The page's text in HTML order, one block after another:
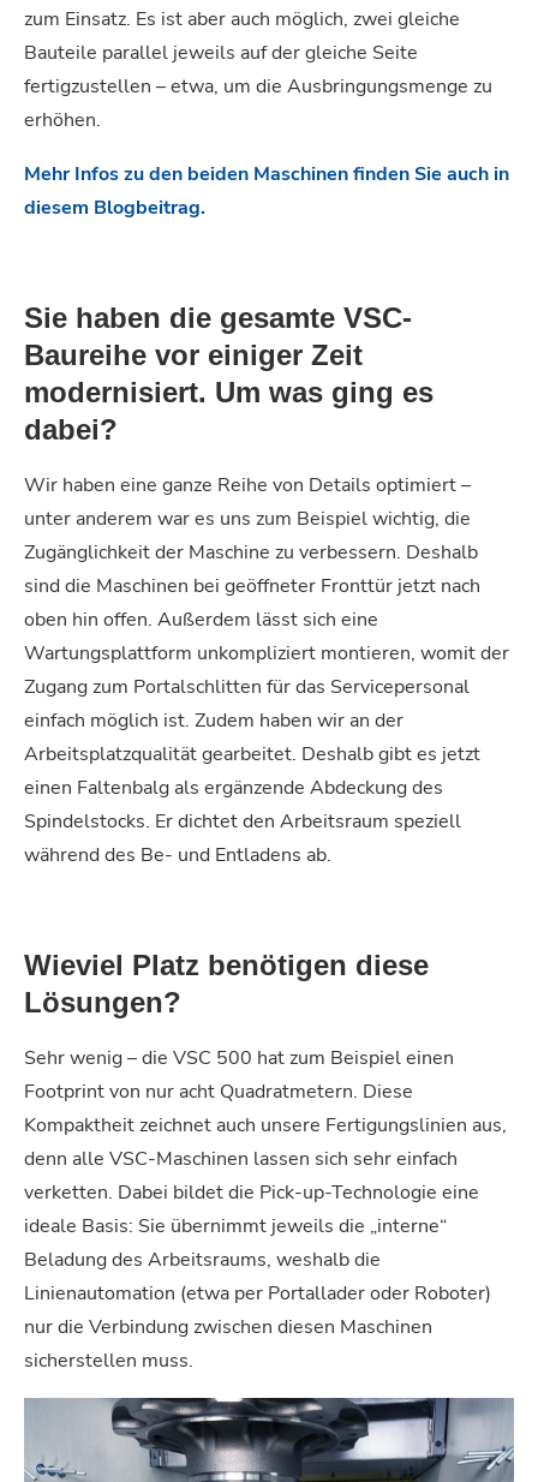
zum Einsatz. Es ist aber auch möglich, zwei gleiche
Bauteile parallel jeweils auf der gleiche Seite
fertigzustellen – etwa, um die Ausbringungsmenge zu
erhöhen.
Mehr Infos zu den beiden Maschinen finden Sie auch in
diesem Blogbeitrag.
Sie haben die gesamte VSC-
Baureihe vor einiger Zeit
modernisiert. Um was ging es
dabei?
Wir haben eine ganze Reihe von Details optimiert –
unter anderem war es uns zum Beispiel wichtig, die
Zugänglichkeit der Maschine zu verbessern. Deshalb
sind die Maschinen bei geöffneter Fronttür jetzt nach
oben hin offen. Außerdem lässt sich eine
Wartungsplattform unkompliziert montieren, womit der
Zugang zum Portalschlitten für das Servicepersonal
einfach möglich ist. Zudem haben wir an der
Arbeitsplatzqualität gearbeitet. Deshalb gibt es jetzt
einen Faltenbalg als ergänzende Abdeckung des
Spindelstocks. Er dichtet den Arbeitsraum speziell
während des Be- und Entladens ab.
Wieviel Platz benötigen diese
Lösungen?
Sehr wenig – die VSC 500 hat zum Beispiel einen
Footprint von nur acht Quadratmetern. Diese
Kompaktheit zeichnet auch unsere Fertigungslinien aus,
denn alle VSC-Maschinen lassen sich sehr einfach
verketten. Dabei bildet die Pick-up-Technologie eine
ideale Basis: Sie übernimmt jeweils die „interne“
Beladung des Arbeitsraums, weshalb die
Linienautomation (etwa per Portallader oder Roboter)
nur die Verbindung zwischen diesen Maschinen
sicherstellen muss.